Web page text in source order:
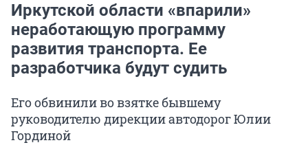
Иркутской области «впарили»
неработающую программу
развития транспорта. Ее
разработчика будут судить
Его обвинили во взятке бывшему
руководителю дирекции автодорог Юлии
Гординой